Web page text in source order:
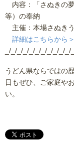
内容：「さぬきの
等）の奉納
主催：本場さぬき
詳細はこちらから
_/_/_/_/_/_/_/_/_/_/
うどん県ならではの
日もぜひ、ご家庭や
い。